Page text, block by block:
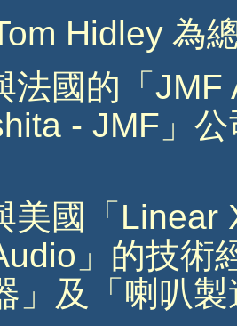
Hidley 為
法國的「 JMF
- JMF 」
美國「 Linear
」的技術
」及「喇叭製